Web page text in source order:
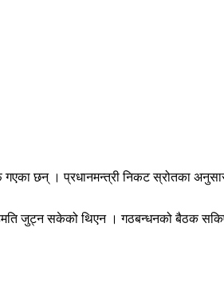
छन् । प्रधानमन्त्री निकट स्रोतका
जुट्न सकेको थिएन । गठबन्धनको बैठक